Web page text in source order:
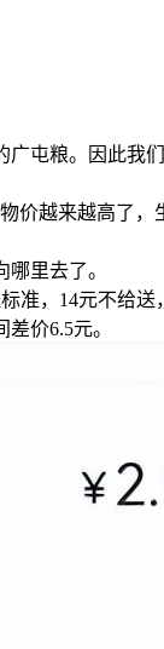
屯粮。因此我
越来越高了，
里去了。
准，14元不给
价6.5元。